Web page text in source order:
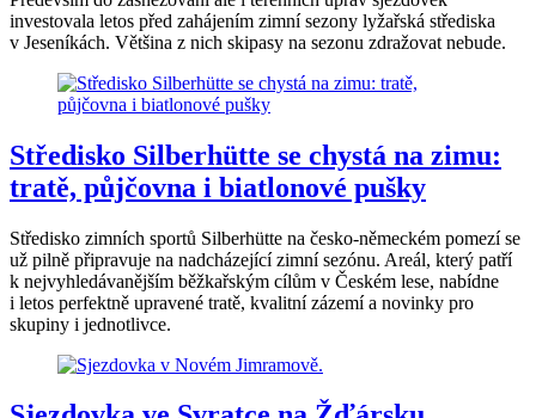
investovala letos před zahájením zimní sezony lyžařská střediska
v Jeseníkách. Většina z nich skipasy na sezonu zdražovat nebude.
Středisko Silberhütte se chystá na zimu:
tratě, půjčovna i biatlonové pušky
Středisko zimních sportů Silberhütte na česko-německém pomezí se
už pilně připravuje na nadcházející zimní sezónu. Areál, který patří
k nejvyhledávanějším běžkařským cílům v Českém lese, nabídne
i letos perfektně upravené tratě, kvalitní zázemí a novinky pro
skupiny i jednotlivce.